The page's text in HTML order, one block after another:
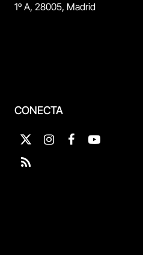
1º A, 28005, Madrid
CONECTA
X
(Twitter)
InstagramFacebookYouTube
RSS